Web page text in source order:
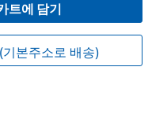
트에 담기
본주소로 배송)